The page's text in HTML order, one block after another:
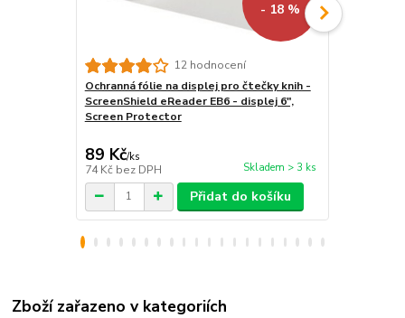
- 18 %
12 hodnocení
Ochranná fólie na displej pro čtečky knih -
ScreenShield eReader EB6 - displej 6",
Screen Protector
89 Kč/ks
74 Kč bez DPH Skladem > 3 ks
Přidat do košíku
Zboží zařazeno v kategoriích